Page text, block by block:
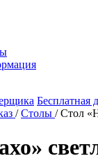
Бесплатная
/Столы /Стол